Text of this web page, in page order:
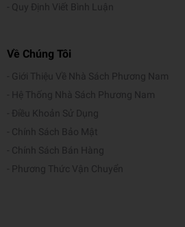
Quy Định Viết Bình Luận
Về Chúng Tôi
Giới Thiệu Về Nhà Sách Phương Nam
Hệ Thống Nhà Sách Phương Nam
Điều Khoản Sử Dụng
Chính Sách Bảo Mật
Chính Sách Bán Hàng
Phương Thức Vận Chuyển